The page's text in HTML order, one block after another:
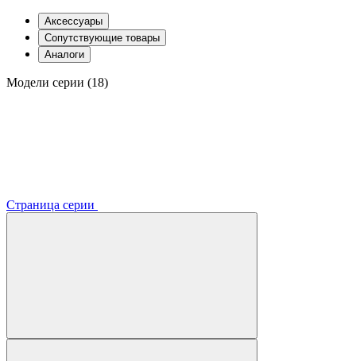
Аксессуары
Сопутствующие товары
Аналоги
Модели серии (18)
Страница серии